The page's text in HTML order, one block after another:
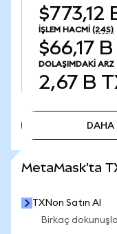
$773,12
İŞLEM HACMI (24S)
$66,17 B
DOLAŞIMDAKI ARZ
2,67 B
DAHA
MetaMask'ta
TXNon Satın Al
Birkaç